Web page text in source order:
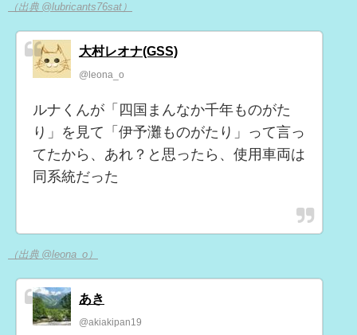
（出典 @lubricants76sat）
大村レオナ(GSS)
@leona_o
ルナくんが「四国まんなか千年ものがた
り」を見て「伊予灘ものがたり」って言っ
てたから、あれ？と思ったら、使用車両は
同系統だった
（出典 @leona_o）
あき
@akiakipan19